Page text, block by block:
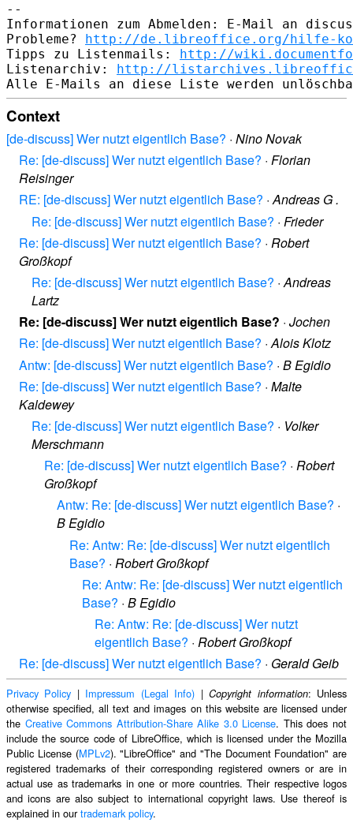
--
Informationen zum Abmelden: E-Mail an
Probleme? http://de.libreoffice.org/hilfe-
Tipps zu Listenmails: http://
Listenarchiv: http://
Context
[de-discuss] Wer nutzt eigentlich Base? · Nino Novak
Re: [de-discuss] Wer nutzt eigentlich Base? · Florian
Reisinger
RE: [de-discuss] Wer nutzt eigentlich Base? ·Andreas G .
Re: [de-discuss] Wer nutzt eigentlich Base? · Frieder
Re: [de-discuss] Wer nutzt eigentlich Base? · Robert
Großkopf
Re: [de-discuss] Wer nutzt eigentlich Base? ·Andreas
Lartz
Re: [de-discuss] Wer nutzt eigentlich Base? · Jochen
Re: [de-discuss] Wer nutzt eigentlich Base? ·Alois Klotz
Antw: [de-discuss] Wer nutzt eigentlich Base? · B Egidio
Re: [de-discuss] Wer nutzt eigentlich Base? · Malte
Kaldewey
Re: [de-discuss] Wer nutzt eigentlich Base? · Volker
Merschmann
Re: [de-discuss] Wer nutzt eigentlich Base? · Robert
Großkopf
Antw: Re: [de-discuss] Wer nutzt eigentlich Base? ·
B Egidio
Re: Antw: Re: [de-discuss] Wer nutzt eigentlich
Base? · Robert Großkopf
Re: Antw: Re: [de-discuss] Wer nutzt eigentlich
Base? · B Egidio
Re: Antw: Re: [de-discuss] Wer nutzt
eigentlich Base? · Robert Großkopf
Re: [de-discuss] Wer nutzt eigentlich Base? · Gerald Geib
Privacy Policy | Impressum (Legal Info) |Copyright information: Unless
otherwise specified, all text and images on this website are licensed under
the Creative Commons Attribution-Share Alike 3.0 License. This does not
include the source code of LibreOffice, which is licensed under the Mozilla
Public License (MPLv2). "LibreOffice" and "The Document Foundation" are
registered trademarks of their corresponding registered owners or are in
actual use as trademarks in one or more countries. Their respective logos
and icons are also subject to international copyright laws. Use thereof is
explained in ourtrademark policy.